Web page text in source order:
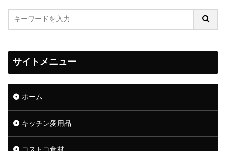
サイトメニュー
ホーム
キッチン愛用品